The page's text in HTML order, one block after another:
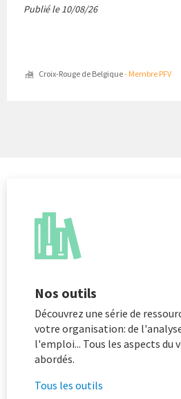
Publié le10/08/26
Croix-Rouge de Belgique- Membre PFV
Nos outils
Découvrez une série de
votre organisation: de
l'emploi... Tous les aspects
abordés.
Tous les outils